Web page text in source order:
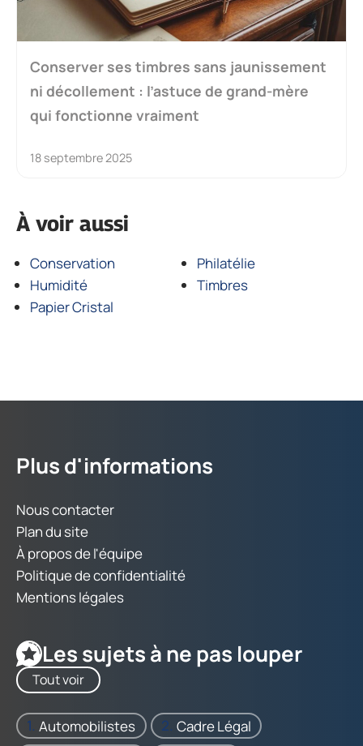
Conserver ses timbres sans jaunissement
ni décollement : l’astuce de grand-mère
qui fonctionne vraiment
18 septembre 2025
À voir aussi
Conservation
Humidité
Papier Cristal
Philatélie
Timbres
Plus d'informations
Nous contacter
Plan du site
À propos de l'équipe
Politique de confidentialité
Mentions légales
Les sujets à ne pas louper
Tout voir
Automobilistes
Cadre Légal